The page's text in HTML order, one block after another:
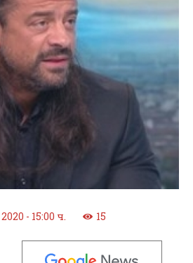
- 15:00 ч. 15